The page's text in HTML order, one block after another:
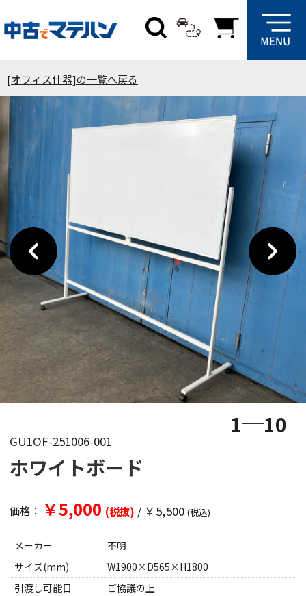
[オフィス什器]の一覧へ戻る
1 10
GU1OF-251006-001
ホワイトボード
価格： ￥5,000 (税抜) / ￥5,500 (税込)
メーカー
不明
サイズ(mm)
W1900×D565×H1800
引渡し可能日
ご協議の上